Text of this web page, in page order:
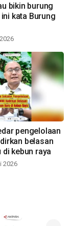
bikin burung
kata Burung
pengelolaan
belasan
kebun raya
2026